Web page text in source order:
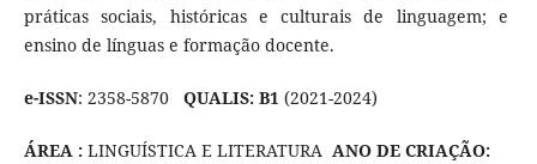
práticas sociais, históricas e culturais de linguagem; e
ensino de línguas e formação docente.
e-ISSN: 2358-5870 QUALIS: B1(2021-2024)
ÁREA : LINGUÍSTICA E LITERATURA ANO DE CRIAÇÃO: